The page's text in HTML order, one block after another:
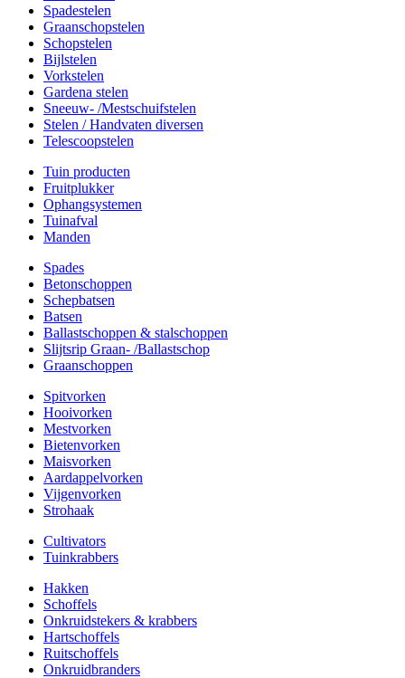
Spadestelen
Graanschopstelen
Schopstelen
Bijlstelen
Vorkstelen
Gardena stelen
Sneeuw- /Mestschuifstelen
Stelen / Handvaten diversen
Telescoopstelen
Tuin producten
Fruitplukker
Ophangsystemen
Tuinafval
Manden
Spades
Betonschoppen
Schepbatsen
Batsen
Ballastschoppen & stalschoppen
Slijtsrip Graan- /Ballastschop
Graanschoppen
Spitvorken
Hooivorken
Mestvorken
Bietenvorken
Maisvorken
Aardappelvorken
Vijgenvorken
Strohaak
Cultivators
Tuinkrabbers
Hakken
Schoffels
Onkruidstekers & krabbers
Hartschoffels
Ruitschoffels
Onkruidbranders